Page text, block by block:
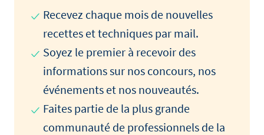
Recevez chaque mois de nouvelles
recettes et techniques par mail.
Soyez le premier à recevoir des
informations sur nos concours, nos
événements et nos nouveautés.
Faites partie de la plus grande
communauté de professionnels de la